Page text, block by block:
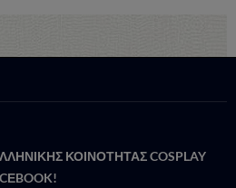
ΚΟΙΝΟΤΗΤΑΣ COSPLAY